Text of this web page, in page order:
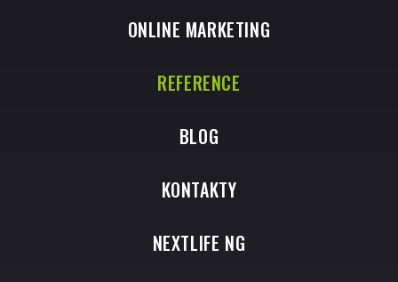
ONLINE MARKETING
REFERENCE
BLOG
KONTAKTY
NEXTLIFE NG